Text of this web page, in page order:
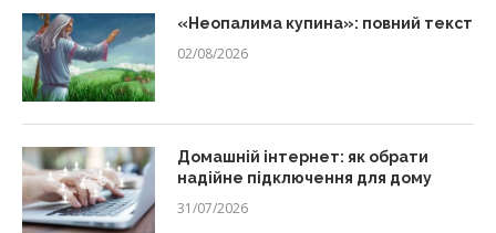
«Неопалима купина»: повний текст
02/08/2026
Домашній інтернет: як обрати
надійне підключення для дому
31/07/2026